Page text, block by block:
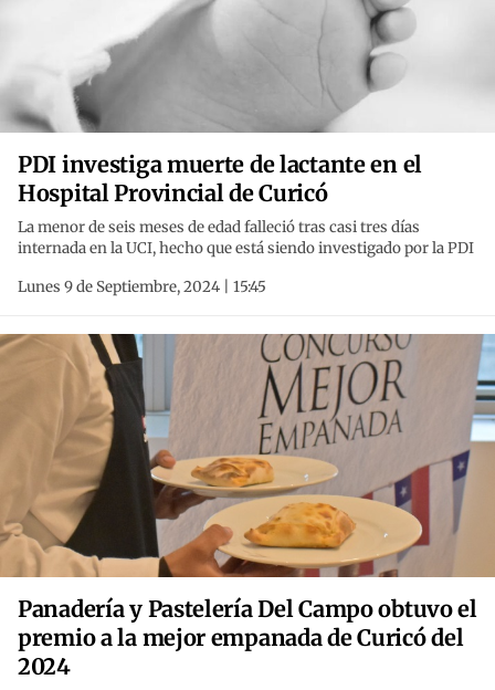
PDI investiga muerte de lactante en el
Hospital Provincial de Curicó
La menor de seis meses de edad falleció tras casi tres días
internada en la UCI, hecho que está siendo investigado por la PDI
Lunes 9 de Septiembre, 2024 | 15:45
Panadería y Pastelería Del Campo obtuvo el
premio a la mejor empanada de Curicó del
2024